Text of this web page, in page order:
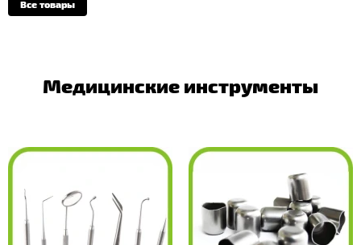
Все товары
Медицинские инструменты